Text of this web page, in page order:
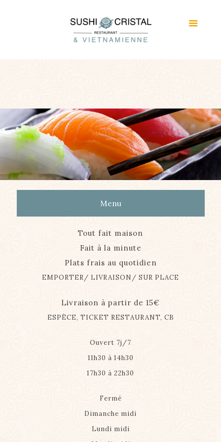
MAÎTRE SUSHI
Cuisine asiatique
Menu
Tout fait maison
Fait à la minute
Plats frais au quotidien
EMPORTER/ LIVRAISON/ SUR PLACE
Livraison à partir de 15€
ESPÈCE, TICKET RESTAURANT, CB
Ouvert 7j/7
11h30 à 14h30
17h30 à 22h30
Fermé
Dimanche midi
Lundi midi